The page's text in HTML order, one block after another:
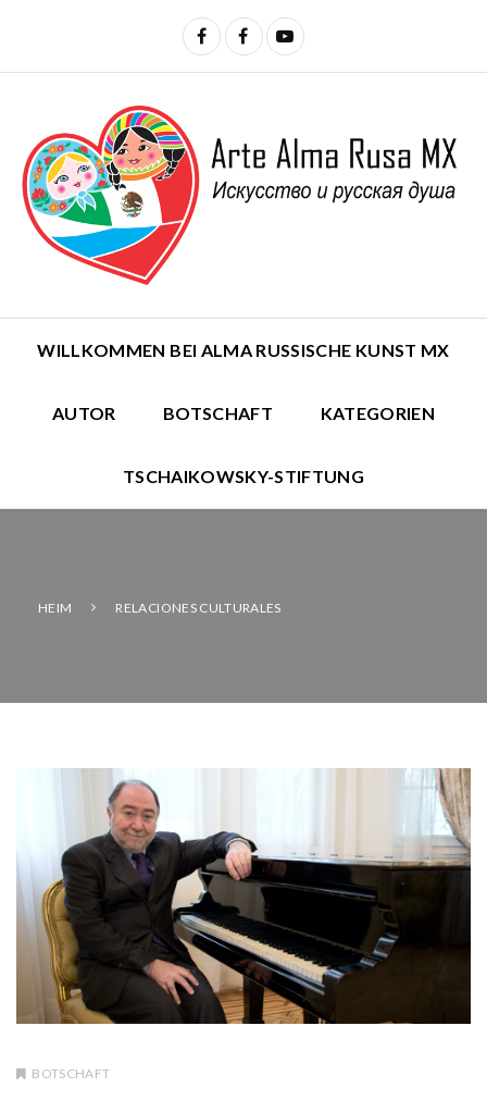
WILLKOMMEN BEI ALMA RUSSISCHE KUNST MX
AUTOR BOTSCHAFT KATEGORIEN
TSCHAIKOWSKY-STIFTUNG
HEIM RELACIONES CULTURALES
BOTSCHAFT